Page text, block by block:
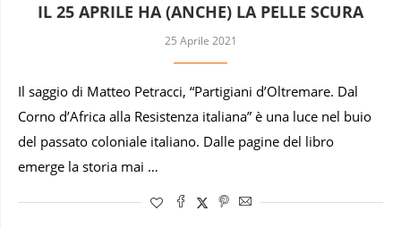
IL 25 APRILE HA (ANCHE) LA PELLE SCURA
25 Aprile 2021
Il saggio di Matteo Petracci, “Partigiani d’Oltremare. Dal
Corno d’Africa alla Resistenza italiana” è una luce nel buio
del passato coloniale italiano. Dalle pagine del libro
emerge la storia mai …